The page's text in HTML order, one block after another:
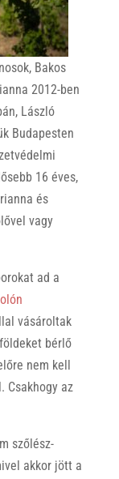
Bakos
2012-ben
László
Budapesten
16 éves,
és
vagy
ad a
vásároltak
bérlő
nem kell
Csakhogy az
szőlész-
akkor jött a